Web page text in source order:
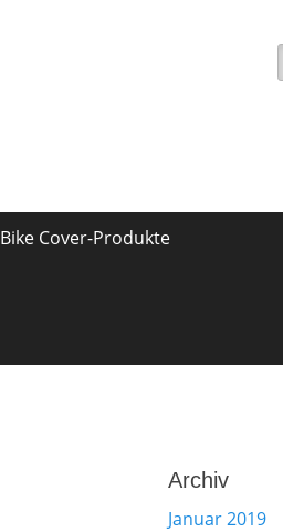
Bike Cover-Produkte
Archiv
Januar 2019